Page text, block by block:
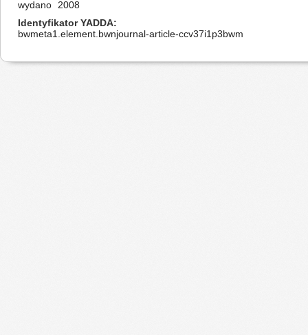
wydano
2008
Identyfikator YADDA
bwmeta1.element.bwnjournal-article-ccv37i1p3bwm